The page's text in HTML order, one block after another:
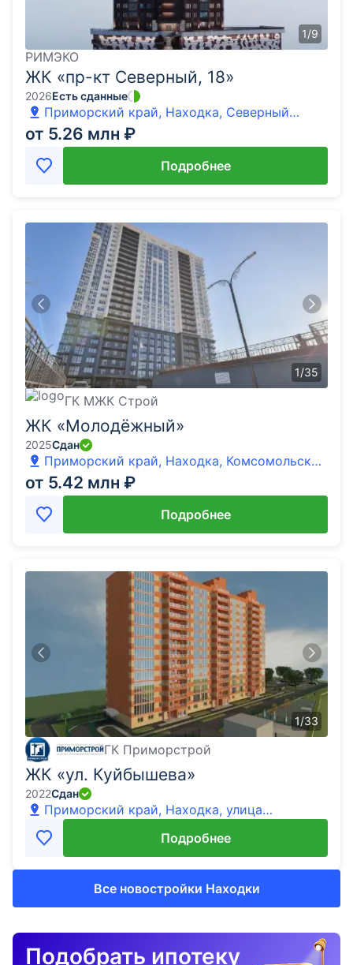
1/9
РИМЭКО
ЖК «пр-кт Северный, 18»
2026Есть сданные
Приморский край, Находка, Северный
проспект
от 5.26 млн ₽
Подробнее
1/35
ГК МЖК Строй
ЖК «Молодёжный»
2025Сдан
Приморский край, Находка, Комсомольская
улица, 34А
от 5.42 млн ₽
Подробнее
1/33
ГК Приморстрой
ЖК «ул. Куйбышева»
2022Сдан
Приморский край, Находка, улица
Куйбышева
Подробнее
Все новостройки Находки
Подобрать ипотеку